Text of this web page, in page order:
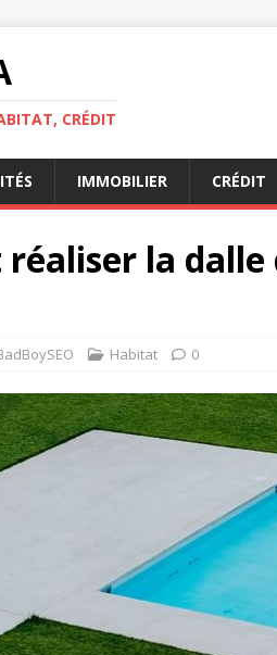
CRÉDIT
IMMOBILIER CRÉDIT
la dalle
Habitat 0